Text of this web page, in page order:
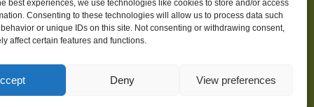
best experiences, we use technologies like cookies to store and/or access
Consenting to these technologies will allow us to process data such
or unique IDs on this site. Not consenting or withdrawing consent,
affect certain features and functions.
Deny View preferences
| Development supported by Huridocs